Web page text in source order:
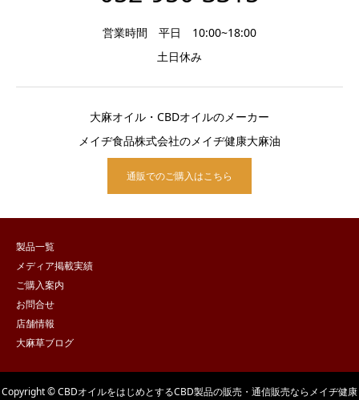
営業時間 平日 10:00~18:00
土日休み
大麻オイル・CBDオイルのメーカー
メイヂ食品株式会社のメイヂ健康大麻油
通販でのご購入はこちら
製品一覧
メディア掲載実績
ご購入案内
お問合せ
店舗情報
大麻草ブログ
Copyright © CBDオイルをはじめとするCBD製品の販売・通信販売ならメイヂ健康